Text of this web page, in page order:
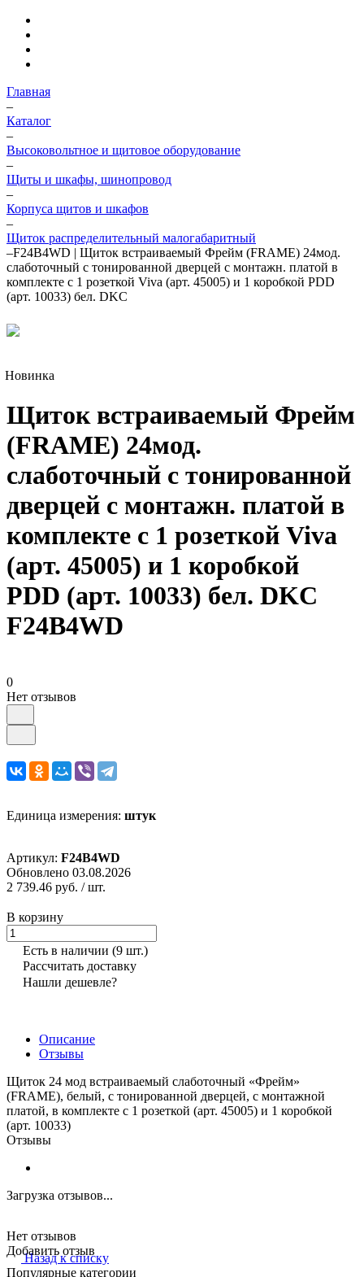
Главная
–
Каталог
–
Высоковольтное и щитовое оборудование
–
Щиты и шкафы, шинопровод
–
Корпуса щитов и шкафов
–
Щиток распределительный малогабаритный
–F24B4WD | Щиток встраиваемый Фрейм (FRAME) 24мод.
слаботочный с тонированной дверцей с монтажн. платой в
комплекте с 1 розеткой Viva (арт. 45005) и 1 коробкой PDD
(арт. 10033) бел. DKC
Новинка
Щиток встраиваемый Фрейм
(FRAME) 24мод.
слаботочный с тонированной
дверцей с монтажн. платой в
комплекте с 1 розеткой Viva
(арт. 45005) и 1 коробкой
PDD (арт. 10033) бел. DKC
F24B4WD
0
Нет отзывов
Единица измерения: штук
Артикул: F24B4WD
Обновлено 03.08.2026
2 739.46 руб. / шт.
В корзину
Есть в наличии (9 шт.)
Рассчитать доставку
Нашли дешевле?
Описание
Отзывы
Щиток 24 мод встраиваемый слаботочный «Фрейм»
(FRAME), белый, с тонированной дверцей, с монтажной
платой, в комплекте с 1 розеткой (арт. 45005) и 1 коробкой
(арт. 10033)
Отзывы
Загрузка отзывов...
Нет отзывов
Добавить отзыв
Назад к списку
Популярные категории